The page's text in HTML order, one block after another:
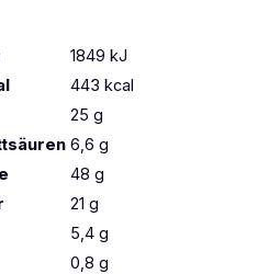
1849 kJ
443 kcal
25 g
6,6 g
48 g
21 g
5,4 g
0,8 g